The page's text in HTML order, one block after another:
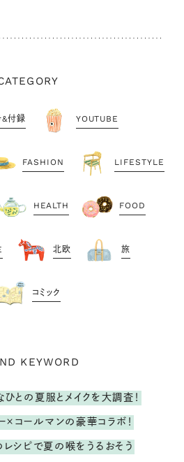
付録 YOUTUBE
FASHION LIFESTYLE
HEALTH FOOD
北欧 旅
コミック
KEYWORD
との夏服とメイクを大調査！
×コールマンの豪華コラボ！
レシピで夏の喉をうるおそう